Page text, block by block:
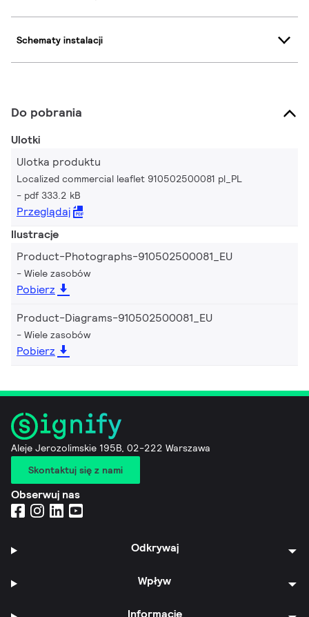
Schematy instalacji
Do pobrania
Ulotki
Ulotka produktu
Localized commercial leaflet 910502500081 pl_PL
pdf 333.2 kB
Przeglądaj
Ilustracje
Product-Photographs-910502500081_EU
Wiele zasobów
Pobierz
Product-Diagrams-910502500081_EU
Wiele zasobów
Pobierz
Aleje Jerozolimskie 195B, 02-222 Warszawa
Skontaktuj się z nami
Obserwuj nas
Odkrywaj
Wpływ
Informacje